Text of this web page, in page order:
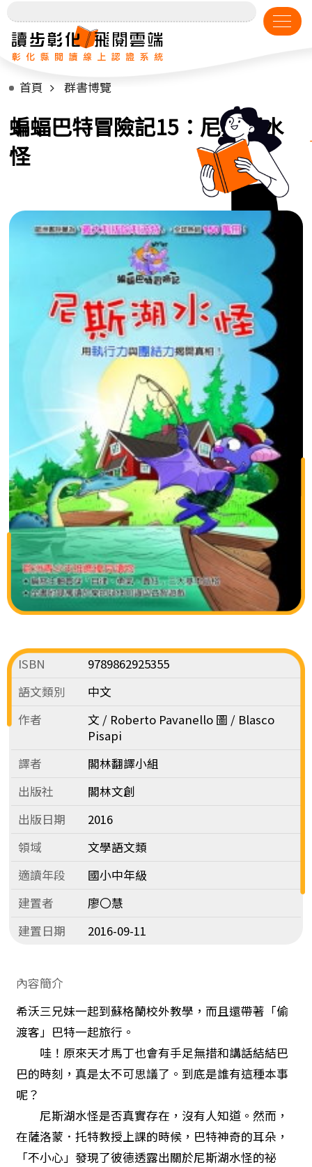
首頁 群書博覽
蝙蝠巴特冒險記15：尼斯湖水
怪
ISBN
9789862925355
語文類別
中文
作者
文 / Roberto Pavanello 圖 / Blasco
Pisapi
譯者
閣林翻譯小組
出版社
閣林文創
出版日期
2016
領域
文學語文類
適讀年段
國小中年級
建置者
廖〇慧
建置日期
2016-09-11
內容簡介
希沃三兄妹一起到蘇格蘭校外教學，而且還帶著「偷
渡客」巴特一起旅行。
哇！原來天才馬丁也會有手足無措和講話結結巴
巴的時刻，真是太不可思議了。到底是誰有這種本事
呢？
尼斯湖水怪是否真實存在，沒有人知道。然而，
在薩洛蒙．托特教授上課的時候，巴特神奇的耳朵，
「不小心」發現了彼德透露出關於尼斯湖水怪的祕